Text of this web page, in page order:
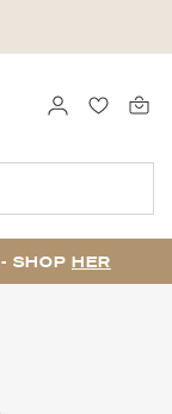
LOG IND
SHOP HER